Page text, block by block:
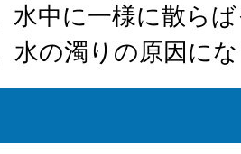
水中に一様に散ら
水の濁りの原因に